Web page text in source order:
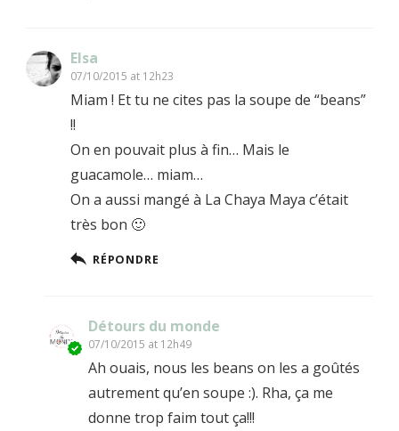
Elsa
07/10/2015 at 12h23
Miam ! Et tu ne cites pas la soupe de “beans”
!!
On en pouvait plus à fin… Mais le
guacamole… miam…
On a aussi mangé à La Chaya Maya c’était
très bon 🙂
RÉPONDRE
Détours du monde
07/10/2015 at 12h49
Ah ouais, nous les beans on les a goûtés
autrement qu’en soupe :). Rha, ça me
donne trop faim tout ça!!!